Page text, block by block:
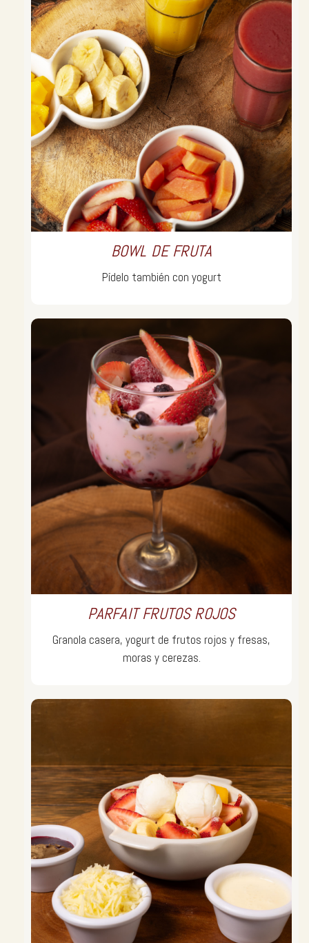
BOWL DE FRUTA
Pídelo también con yogurt
PARFAIT FRUTOS ROJOS
Granola casera, yogurt de frutos rojos y fresas,
moras y cerezas.